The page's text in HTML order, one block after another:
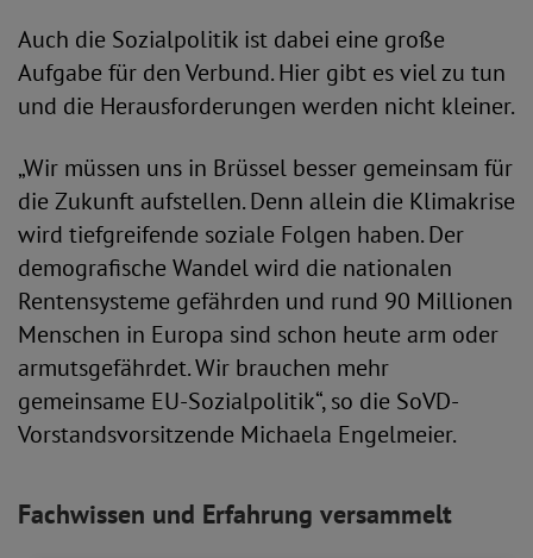
Auch die Sozialpolitik ist dabei eine große
Aufgabe für den Verbund. Hier gibt es viel zu tun
und die Herausforderungen werden nicht kleiner.
„Wir müssen uns in Brüssel besser gemeinsam für
die Zukunft aufstellen. Denn allein die Klimakrise
wird tiefgreifende soziale Folgen haben. Der
demografische Wandel wird die nationalen
Rentensysteme gefährden und rund 90 Millionen
Menschen in Europa sind schon heute arm oder
armutsgefährdet. Wir brauchen mehr
gemeinsame EU-Sozialpolitik“, so die SoVD-
Vorstandsvorsitzende Michaela Engelmeier.
Fachwissen und Erfahrung versammelt